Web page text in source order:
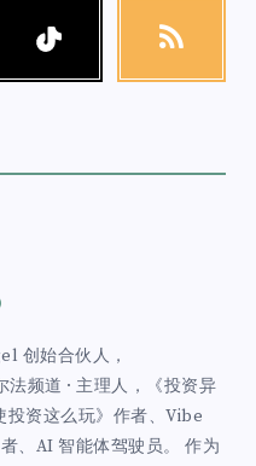
创始合伙人，
频道 · 主理人，《投资异
投资这么玩》作者、Vibe
、AI 智能体驾驶员。 作为